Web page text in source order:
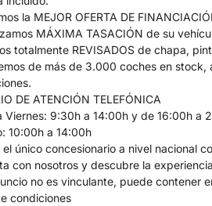
la MEJOR OFERTA DE
MÁXIMA TASACIÓN de su
totalmente REVISADOS de chapa,
de más de 3.000 coches en stock,
DE ATENCIÓN TELEFÓNICA
Viernes: 9:30h a 14:00h y de 16:00h a
10:00h a 14:00h
el único concesionario a nivel nacional
con nosotros y descubre la
no es vinculante, puede contener
condiciones